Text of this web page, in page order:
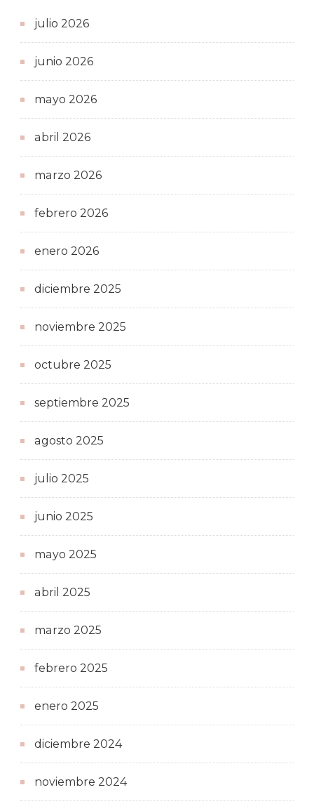
julio 2026
junio 2026
mayo 2026
abril 2026
marzo 2026
febrero 2026
enero 2026
diciembre 2025
noviembre 2025
octubre 2025
septiembre 2025
agosto 2025
julio 2025
junio 2025
mayo 2025
abril 2025
marzo 2025
febrero 2025
enero 2025
diciembre 2024
noviembre 2024